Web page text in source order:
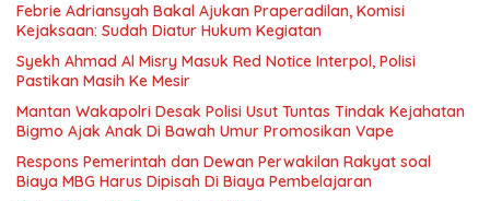
Febrie Adriansyah Bakal Ajukan Praperadilan, Komisi
Kejaksaan: Sudah Diatur Hukum Kegiatan
Syekh Ahmad Al Misry Masuk Red Notice Interpol, Polisi
Pastikan Masih Ke Mesir
Mantan Wakapolri Desak Polisi Usut Tuntas Tindak Kejahatan
Bigmo Ajak Anak Di Bawah Umur Promosikan Vape
Respons Pemerintah dan Dewan Perwakilan Rakyat soal
Biaya MBG Harus Dipisah Di Biaya Pembelajaran